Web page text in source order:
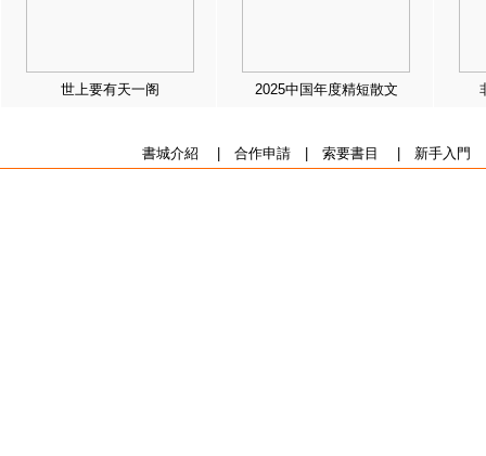
世上要有天一阁 2025中国年度精短散文
書城介紹 合作申請| 索要書目 新手入門